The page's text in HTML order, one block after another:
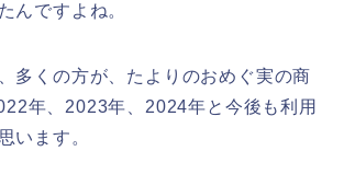
んですよね。
多くの方が、たよりのおめぐ実の商
年、2023年、2024年と今後も利用
います。